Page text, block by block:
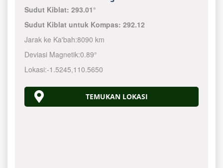
Sudut Kiblat:293.01°
Sudut Kiblat untuk Kompas:292.12
Jarak ke Ka'bah:8090 km
Deviasi Magnetik:0.89°
Lokasi:-1.5245,110.5650
TEMUKAN LOKASI